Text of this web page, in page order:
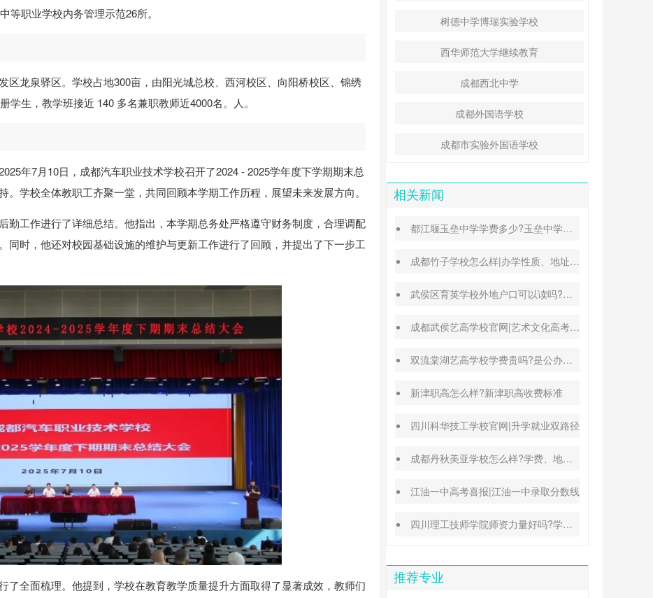
等职业学校内务管理示范26所。
区龙泉驿区。学校占地300亩，由阳光城总校、西河校区、向阳桥校区、锦绣
生，教学班接近 140 多名兼职教师近4000名。人。
年7月10日，成都汽车职业技术学校召开了2024 - 2025学年度下学期期末总
学校全体教职工齐聚一堂，共同回顾本学期工作历程，展望未来发展方向。
勤工作进行了详细总结。他指出，本学期总务处严格遵守财务制度，合理调配
同时，他还对校园基础设施的维护与更新工作进行了回顾，并提出了下一步工
了全面梳理。他提到，学校在教育教学质量提升方面取得了显著成效，教师们
树德中学博瑞实验学校
西华师范大学继续教育
成都西北中学
成都外国语学校
成都市实验外国语学校
相关新闻
都江堰玉垒中学学费多少?玉垒中学录取分数线
成都竹子学校怎么样|办学性质、地址、学费汇总
武侯区育英学校外地户口可以读吗?转学插班条件
成都武侯艺高学校官网|艺术文化高考班能高考吗
双流棠湖艺高学校学费贵吗?是公办还是民办
新津职高怎么样?新津职高收费标准
四川科华技工学校官网|升学就业双路径
成都丹秋美亚学校怎么样?学费、地址、办学特色汇总
江油一中高考喜报|江油一中录取分数线
四川理工技师学院师资力量好吗?学校地址在哪里
推荐专业